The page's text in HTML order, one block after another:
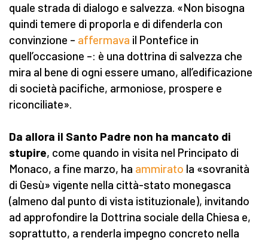
quale strada di dialogo e salvezza. «Non bisogna
quindi temere di proporla e di difenderla con
convinzione – affermava il Pontefice in
quell’occasione –: è una dottrina di salvezza che
mira al bene di ogni essere umano, all’edificazione
di società pacifiche, armoniose, prospere e
riconciliate».
Da allora il Santo Padre non ha mancato di
stupire, come quando in visita nel Principato di
Monaco, a fine marzo, ha ammirato la «sovranità
di Gesù» vigente nella città-stato monegasca
(almeno dal punto di vista istituzionale), invitando
ad approfondire la Dottrina sociale della Chiesa e,
soprattutto, a renderla impegno concreto nella